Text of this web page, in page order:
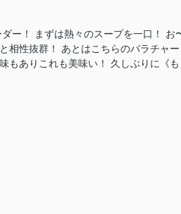
ー！ まずは熱々のスープを一口！ お
相性抜群！ あとはこちらのバラチャー
もありこれも美味い！ 久しぶりに《も